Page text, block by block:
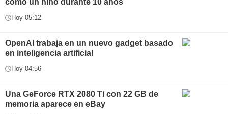
como un niño durante 10 años
Hoy 05:12
OpenAI trabaja en un nuevo gadget basado
en inteligencia artificial
Hoy 04:56
Una GeForce RTX 2080 Ti con 22 GB de
memoria aparece en eBay